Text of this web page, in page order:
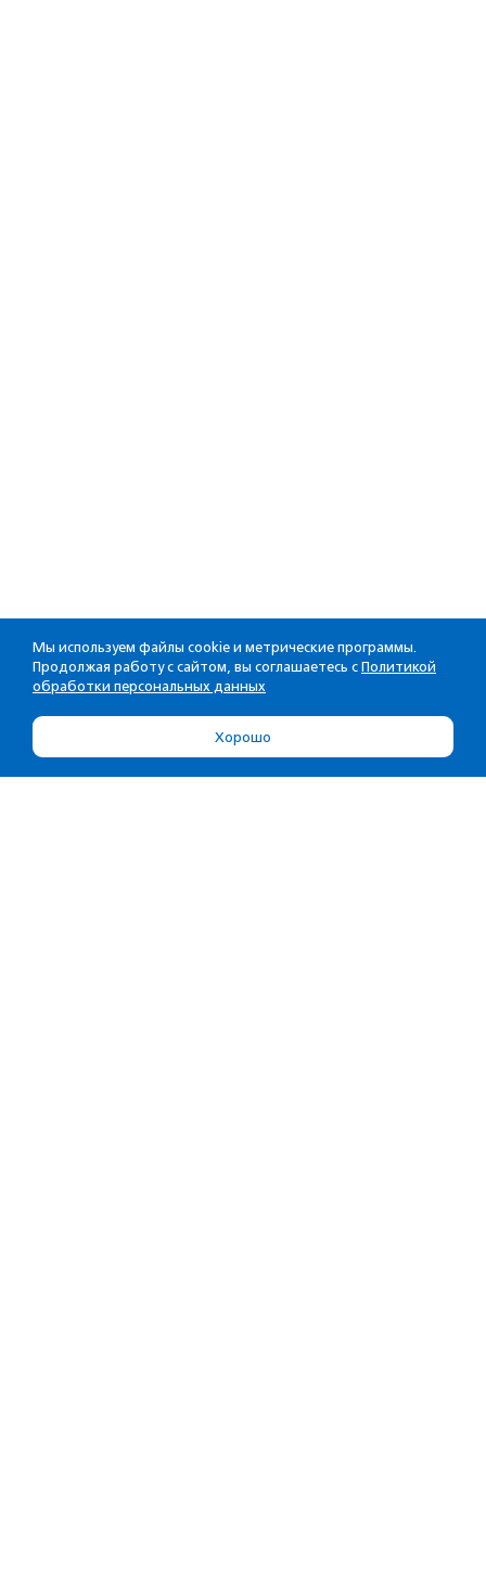
Мы используем файлы cookie и метрические программы.
Продолжая работу с сайтом, вы соглашаетесь с Политикой
обработки персональных данных
Хорошо